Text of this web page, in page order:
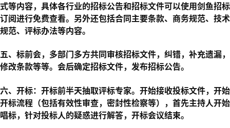
式等内容，具体各行业的招标公告和招标文件可以使用剑鱼招标
订阅进行免费查看。另外还包括合同主要条款、商务规范、技术
规范、评标办法等内容。
五、标前会，多部门多方共同审核招标文件，纠错，补充遗漏，
修改条款等等。会后确定招标文件，发布招标公告。
六、开标：开标前半天抽取评标专家。开始接收投标文件，开始
开标流程（包括有效性审查，密封性检察等），首先主持人开始
唱标，针对投标人的疑惑进行解答，开标会议结束。